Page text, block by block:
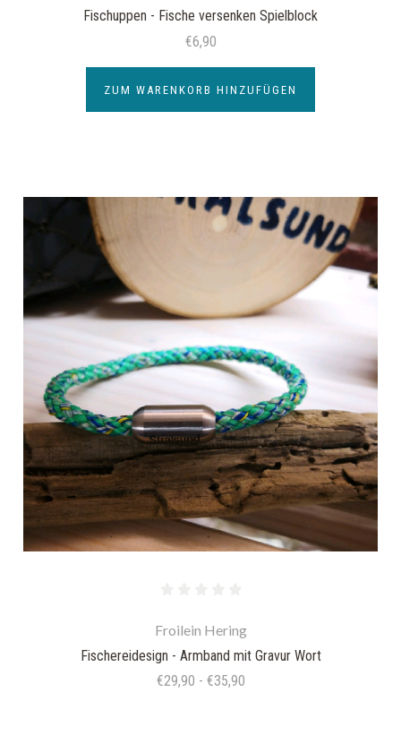
Fischuppen - Fische versenken Spielblock
€6,90
ZUM WARENKORB HINZUFÜGEN
Froilein Hering
Fischereidesign - Armband mit Gravur Wort
€29,90 - €35,90